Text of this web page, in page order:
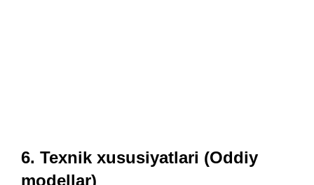
6. Texnik xususiyatlari (Oddiy
modellar)